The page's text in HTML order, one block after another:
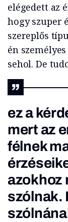
elégedett az
hogy szuper
szereplős
én
sehol. De
ez a
mert az
félnek
azokhoz
szólnak.